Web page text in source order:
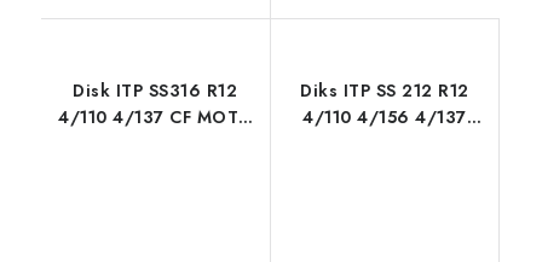
Disk ITP SS316 R12
4/110 4/137 CF MOTO
Diks ITP SS 212 R12
4/110 4/156 4/137